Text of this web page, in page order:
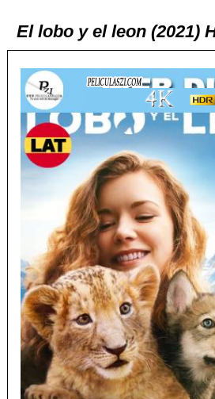
El lobo y el leon (2021)